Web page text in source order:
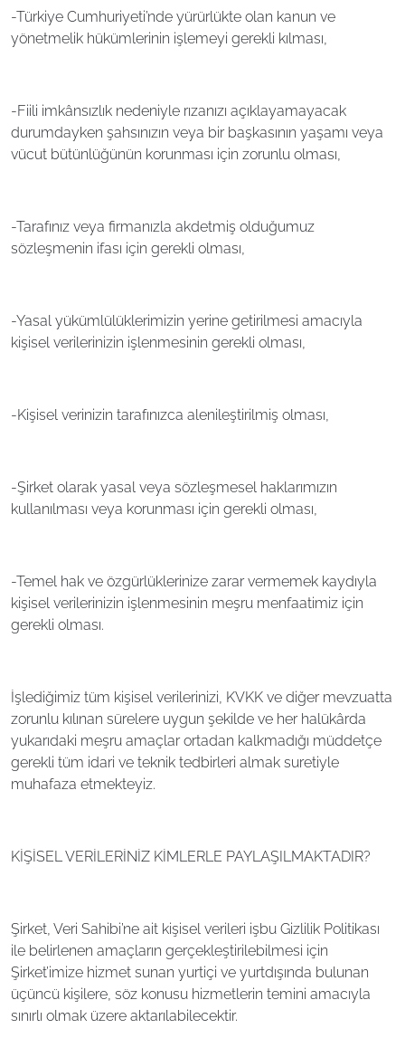
-Türkiye Cumhuriyeti’nde yürürlükte olan kanun ve
yönetmelik hükümlerinin işlemeyi gerekli kılması,
-Fiili imkânsızlık nedeniyle rızanızı açıklayamayacak
durumdayken şahsınızın veya bir başkasının yaşamı veya
vücut bütünlüğünün korunması için zorunlu olması,
-Tarafınız veya firmanızla akdetmiş olduğumuz
sözleşmenin ifası için gerekli olması,
-Yasal yükümlülüklerimizin yerine getirilmesi amacıyla
kişisel verilerinizin işlenmesinin gerekli olması,
-Kişisel verinizin tarafınızca alenileştirilmiş olması,
-Şirket olarak yasal veya sözleşmesel haklarımızın
kullanılması veya korunması için gerekli olması,
-Temel hak ve özgürlüklerinize zarar vermemek kaydıyla
kişisel verilerinizin işlenmesinin meşru menfaatimiz için
gerekli olması.
İşlediğimiz tüm kişisel verilerinizi, KVKK ve diğer mevzuatta
zorunlu kılınan sürelere uygun şekilde ve her halükârda
yukarıdaki meşru amaçlar ortadan kalkmadığı müddetçe
gerekli tüm idari ve teknik tedbirleri almak suretiyle
muhafaza etmekteyiz.
KİŞİSEL VERİLERİNİZ KİMLERLE PAYLAŞILMAKTADIR?
Şirket, Veri Sahibi’ne ait kişisel verileri işbu Gizlilik Politikası
ile belirlenen amaçların gerçekleştirilebilmesi için
Şirket’imize hizmet sunan yurtiçi ve yurtdışında bulunan
üçüncü kişilere, söz konusu hizmetlerin temini amacıyla
sınırlı olmak üzere aktarılabilecektir.